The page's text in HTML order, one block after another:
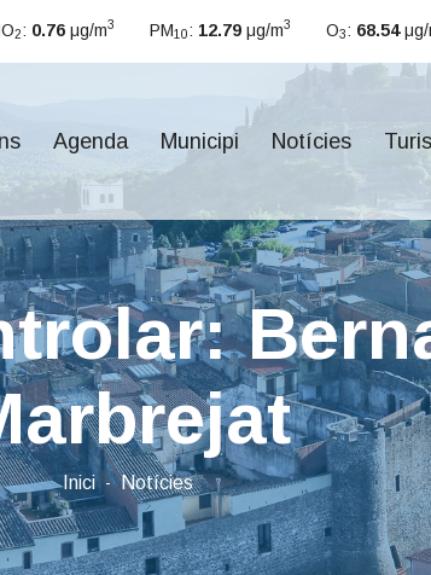
2: 0.76 μg/m3 PM10: 12.79 μg/m3 O3: 68.54μg/
Agenda Municipi Notícies
Inici Notícies